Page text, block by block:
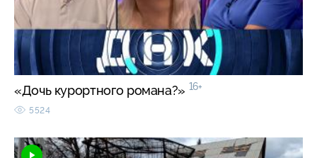
«Дочь курортного романа?» 16+
5524